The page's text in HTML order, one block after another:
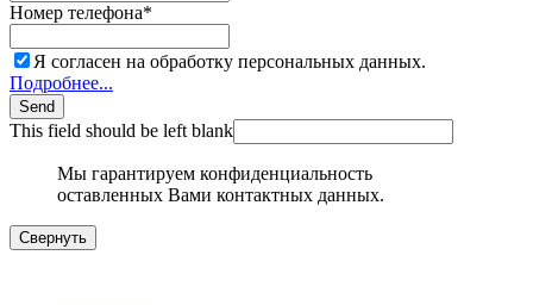
Номер телефона*
Я согласен на обработку персональных данных.
Подробнее...
Send
This field should be left blank
Мы гарантируем конфиденциальность
оставленных Вами контактных данных.
Свернуть